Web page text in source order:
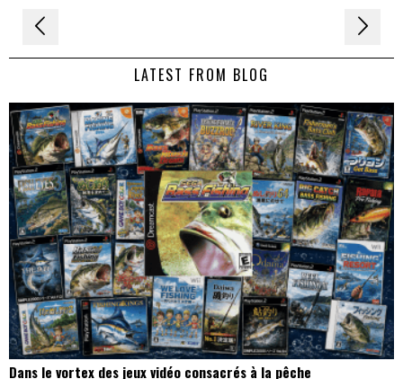
Navigation
de LATEST FROM BLOG
Dans le vortex des jeux vidéo consacrés à la pêche